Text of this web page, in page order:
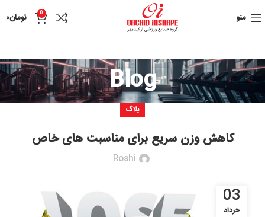
منو 0 تومان۰
Blog
بلاگ
کاهش وزن سریع برای مناسبت های خاص
Roshi
03
خرداد